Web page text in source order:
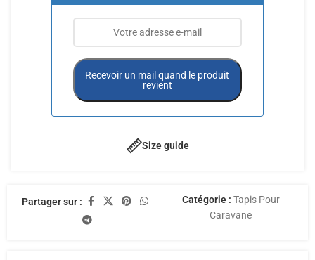
Recevoir un mail quand le produit
revient
Size guide
Partager sur : Catégorie : Tapis Pour
Caravane